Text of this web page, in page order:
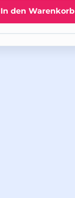
In den Warenkorb